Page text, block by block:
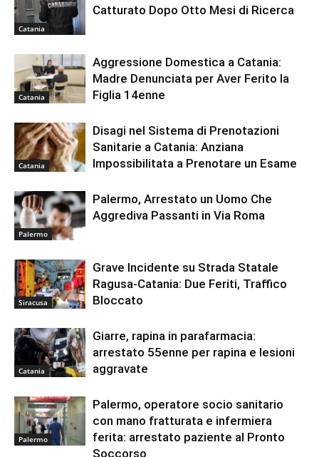
Catania
Catturato Dopo Otto Mesi di Ricerca
Catania
Aggressione Domestica a Catania:
Madre Denunciata per Aver Ferito la
Figlia 14enne
Catania
Disagi nel Sistema di Prenotazioni
Sanitarie a Catania: Anziana
Impossibilitata a Prenotare un Esame
Palermo
Palermo, Arrestato un Uomo Che
Aggrediva Passanti in Via Roma
Siracusa
Grave Incidente su Strada Statale
Ragusa-Catania: Due Feriti, Traffico
Bloccato
Catania
Giarre, rapina in parafarmacia:
arrestato 55enne per rapina e lesioni
aggravate
Palermo
Palermo, operatore socio sanitario
con mano fratturata e infermiera
ferita: arrestato paziente al Pronto
Soccorso